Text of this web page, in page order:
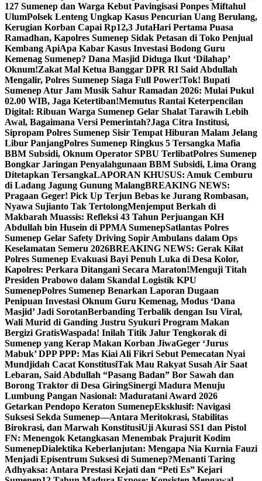
127 Sumenep dan Warga Kebut Pavingisasi Ponpes Miftahul
UlumPolsek Lenteng Ungkap Kasus Pencurian Uang Berulang,
Kerugian Korban Capai Rp12,3 JutaHari Pertama Puasa
Ramadhan, Kapolres Sumenep Sidak Petasan di Toko Penjual
Kembang ApiApa Kabar Kasus Investasi Bodong Guru
Kemenag Sumenep? Dana Masjid Diduga Ikut ‘Dilahap’
Oknum!Zakat Mal Ketua Banggar DPR RI Said Abdullah
Mengalir, Polres Sumenep Siaga Full Power!Tok! Bupati
Sumenep Atur Jam Musik Sahur Ramadan 2026: Mulai Pukul
02.00 WIB, Jaga Ketertiban!Memutus Rantai Keterpencilan
Digital: Ribuan Warga Sumenep Gelar Shalat Tarawih Lebih
Awal, Bagaimana Versi Pemerintah?Jaga Citra Institusi,
Sipropam Polres Sumenep Sisir Tempat Hiburan Malam Jelang
Libur PanjangPolres Sumenep Ringkus 5 Tersangka Mafia
BBM Subsidi, Oknum Operator SPBU TerlibatPolres Sumenep
Bongkar Jaringan Penyalahgunaan BBM Subsidi, Lima Orang
Ditetapkan TersangkaLAPORAN KHUSUS: Amuk Cemburu
di Ladang Jagung Gunung MalangBREAKING NEWS:
Pragaan Geger! Pick Up Terjun Bebas ke Jurang Rombasan,
Nyawa Sujianto Tak TertolongMenjemput Berkah di
Makbarah Muassis: Refleksi 43 Tahun Perjuangan KH
Abdullah bin Husein di PPMA SumenepSatlantas Polres
Sumenep Gelar Safety Driving Sopir Ambulans dalam Ops
Keselamatan Semeru 2026BREAKING NEWS: Gerak Kilat
Polres Sumenep Evakuasi Bayi Penuh Luka di Desa Kolor,
Kapolres: Perkara Ditangani Secara Maraton!Menguji Titah
Presiden Prabowo dalam Skandal Logistik KPU
SumenepPolres Sumenep Benarkan Laporan Dugaan
Penipuan Investasi Oknum Guru Kemenag, Modus ‘Dana
Masjid’ Jadi SorotanBerbanding Terbalik dengan Isu Viral,
Wali Murid di Ganding Justru Syukuri Program Makan
Bergizi GratisWaspada! Inilah Titik Jalur Tengkorak di
Sumenep yang Kerap Makan Korban JiwaGeger ‘Jurus
Mabuk’ DPP PPP: Mas Kiai Ali Fikri Sebut Pemecatan Nyai
Mundjidah Cacat KonstitusiTak Mau Rakyat Susah Air Saat
Lebaran, Said Abdullah “Pasang Badan” Bor Sawah dan
Borong Traktor di Desa GiringSinergi Madura Menuju
Lumbung Pangan Nasional: Maduratani Award 2026
Getarkan Pendopo Keraton SumenepEksklusif: Navigasi
Suksesi Sekda Sumenep—Antara Meritokrasi, Stabilitas
Birokrasi, dan Marwah KonstitusiUji Akurasi SS1 dan Pistol
FN: Menengok Ketangkasan Menembak Prajurit Kodim
SumenepDialektika Keberlanjutan: Mengapa Nia Kurnia Fauzi
Menjadi Episentrum Suksesi di Sumenep?Menanti Taring
Adhyaksa: Antara Prestasi Kejati dan “Peti Es” Kejari